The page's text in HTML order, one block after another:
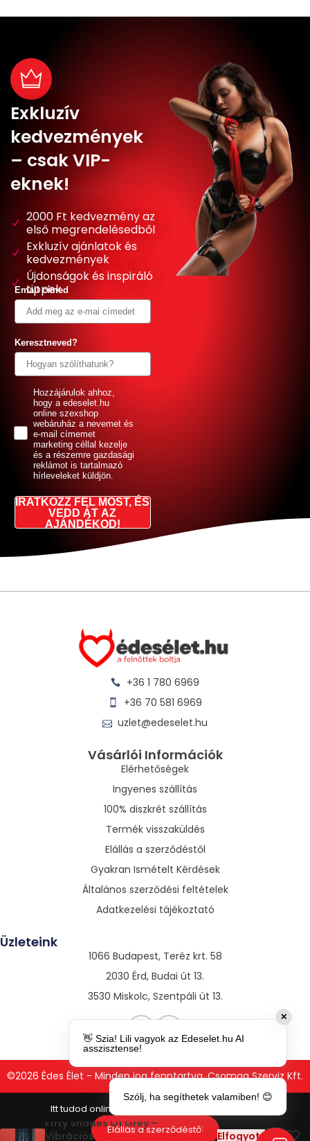
Exkluzív
kedvezmények
– csak VIP-
eknek!
2000 Ft kedvezmény az
első megrendelésedből
Exkluzív ajánlatok és
kedvezmények
Újdonságok és inspiráló
tippek
Email címed
Keresztneved?
GDPRHozzájárulok ahhoz,
hogy a edeselet.hu
online szexshop
webáruház a nevemet és
e-mail címemet
marketing céllal kezelje
és a részemre gazdasági
reklámot is tartalmazó
hírleveleket küldjön.
IRATKOZZ FEL MOST, ÉS
VEDD ÁT AZ
AJÁNDÉKOD!
+36 1 780 6969
+36 70 581 6969
uzlet@edeselet.hu
Vásárlói Információk
Elérhetőségek
Ingyenes szállítás
100% diszkrét szállítás
Termék visszaküldés
Elállás a szerződéstől
Gyakran Ismételt Kérdések
Általános szerződési feltételek
Adatkezelési tájékoztató
Üzleteink
1066 Budapest, Teréz krt. 58
2030 Érd, Budai út 13.
3530 Miskolc, Szentpáli út 13.
©2026 Édes Élet - Minden jog fenntartva. Csomag Szerviz Kft.
Fifty Shades Of Grey –
Vibrációs
8
Elfogyott
Elállás a szerződéstől
✕
👋 Szia! Lili vagyok az Edeselet.hu AI
asszisztense!
Szólj, ha segíthetek valamiben! 😊